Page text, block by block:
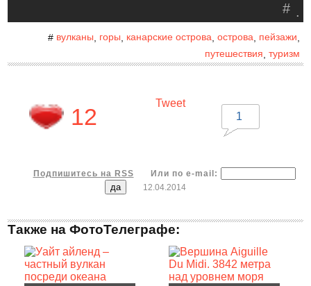
.
#
# вулканы горы канарские острова, острова, пейзажи
путешествия туризм
12
Tweet
1
Подпишитесь на RSS
Или по e-mail:
12.04.2014
Также на ФотоТелеграфе: